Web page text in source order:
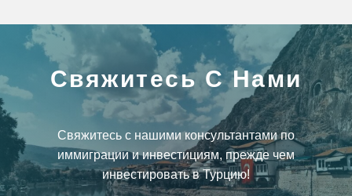
Свяжитесь С Нами
Свяжитесь с нашими консультантами по
иммиграции и инвестициям, прежде чем
инвестировать в Турцию!